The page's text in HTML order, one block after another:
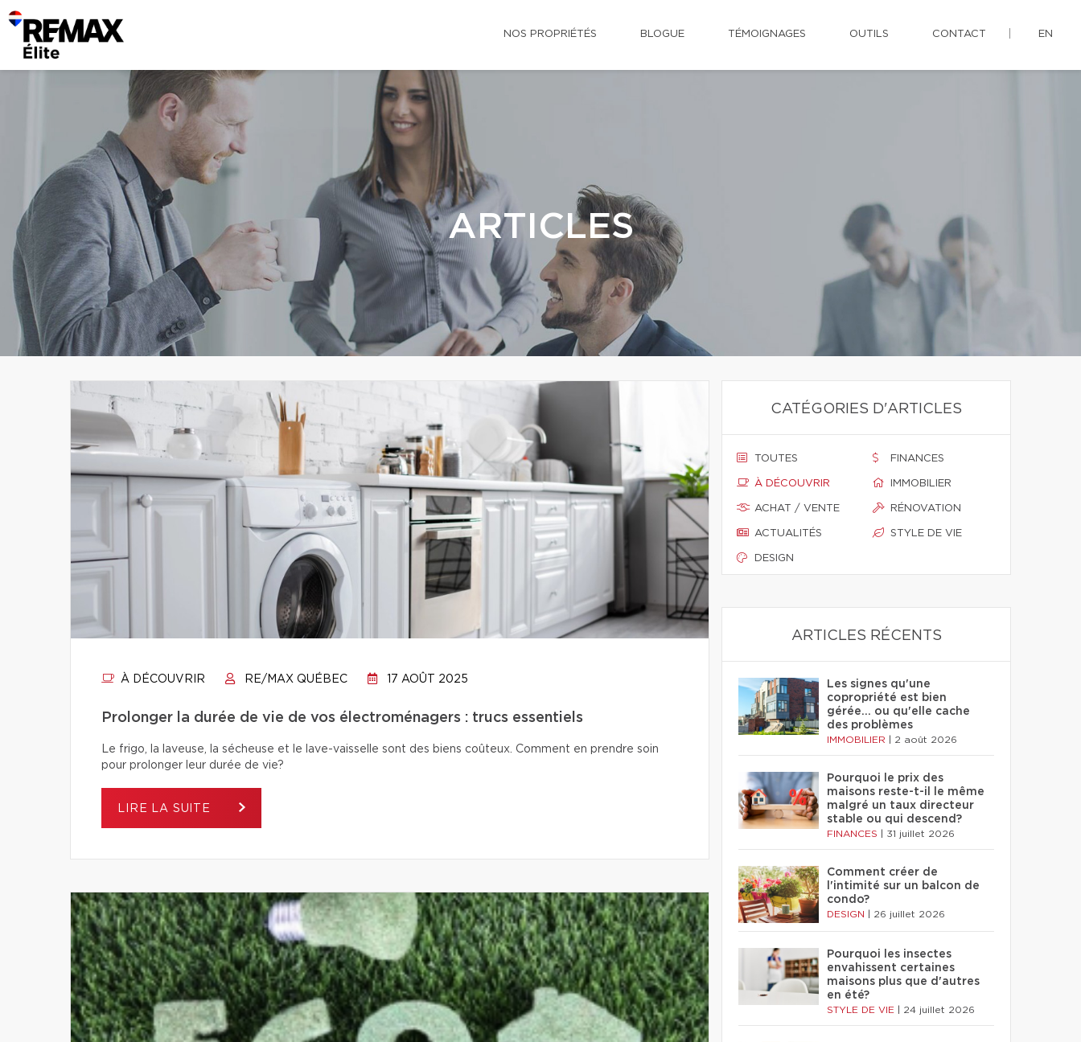
NOS PROPRIÉTÉS BLOGUE TÉMOIGNAGES OUTILS CONTACT EN
ARTICLES
À DÉCOUVRIR RE/MAX QUÉBEC 17 AOÛT 2025
Prolonger la durée de vie de vos électroménagers : trucs essentiels
Le frigo, la laveuse, la sécheuse et le lave-vaisselle sont des biens coûteux. Comment en prendre soin
pour prolonger leur durée de vie?
LIRE LA SUITE
CATÉGORIES D'ARTICLES
TOUTES
À DÉCOUVRIR
ACHAT / VENTE
ACTUALITÉS
DESIGN
FINANCES
IMMOBILIER
RÉNOVATION
STYLE DE VIE
ARTICLES RÉCENTS
Les signes qu'une
copropriété est bien
gérée… ou qu'elle cache
des problèmes
IMMOBILIER 2 août 2026
Pourquoi le prix des
maisons reste-t-il le même
malgré un taux directeur
stable ou qui descend?
FINANCES 31 juillet 2026
Comment créer de
l'intimité sur un balcon de
condo?
DESIGN 26 juillet 2026
Pourquoi les insectes
envahissent certaines
maisons plus que d'autres
en été?
STYLE DE VIE 24 juillet 2026